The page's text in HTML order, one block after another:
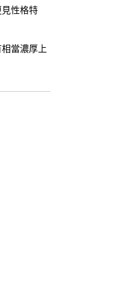
性格特
當濃厚上